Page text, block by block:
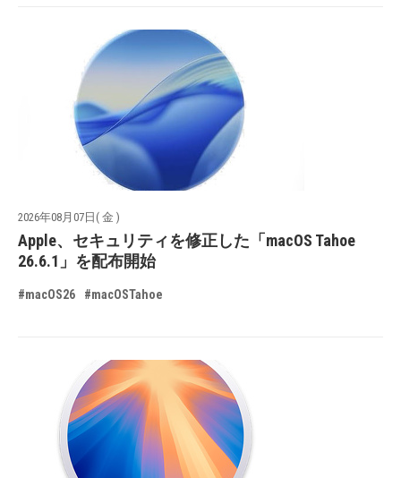
2026年08月07日( 金 )
Apple、セキュリティを修正した「macOS Tahoe
26.6.1」を配布開始
#macOS26 #macOSTahoe